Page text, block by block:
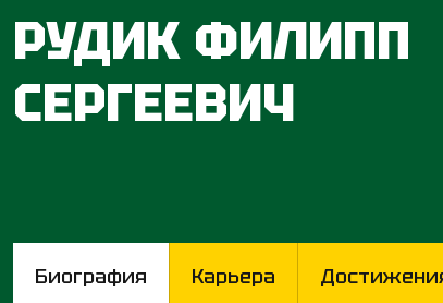
РУДИК ФИЛИПП
СЕРГЕЕВИЧ
Биография Карьера